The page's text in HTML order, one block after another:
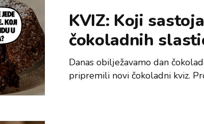
KVIZ: Koji
čokoladnih
Danas obilježavamo dan
pripremili novi čokoladni kviz.